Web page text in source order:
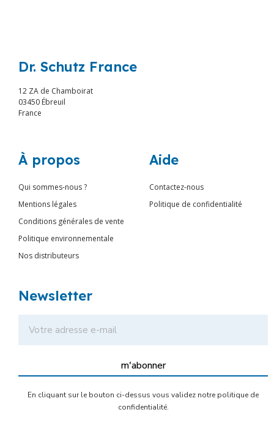
Dr. Schutz France
12 ZA de Chamboirat
03450 Ébreuil
France
À propos
Qui sommes-nous ?
Mentions légales
Conditions générales de vente
Politique environnementale
Nos distributeurs
Aide
Contactez-nous
Politique de confidentialité
Newsletter
m'abonner
En cliquant sur le bouton ci-dessus vous validez notre politique de
confidentialité.